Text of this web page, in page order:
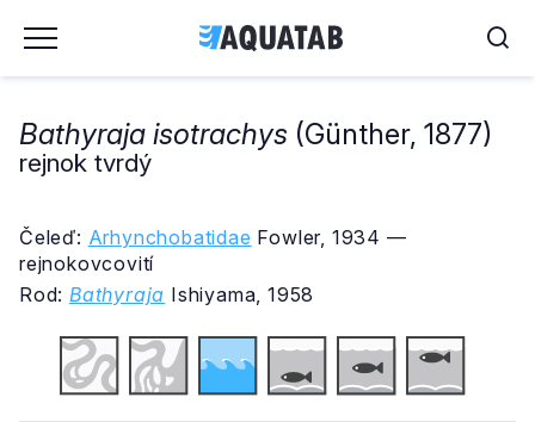
Bathyraja isotrachys (Günther, 1877)
rejnok tvrdý
Čeleď: Arhynchobatidae Fowler, 1934 —
rejnokovcovití
Rod: Bathyraja Ishiyama, 1958